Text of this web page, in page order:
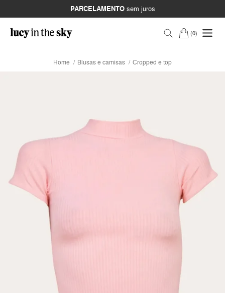
PARCELAMENTOsem juros
0
Home Blusas e camisas Cropped e top